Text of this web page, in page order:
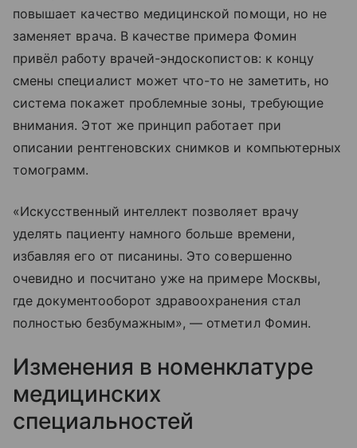
повышает качество медицинской помощи, но не
заменяет врача. В качестве примера Фомин
привёл работу врачей-эндоскопистов: к концу
смены специалист может что-то не заметить, но
система покажет проблемные зоны, требующие
внимания. Этот же принцип работает при
описании рентгеновских снимков и компьютерных
томограмм.
«Искусственный интеллект позволяет врачу
уделять пациенту намного больше времени,
избавляя его от писанины. Это совершенно
очевидно и посчитано уже на примере Москвы,
где документооборот здравоохранения стал
полностью безбумажным», — отметил Фомин.
Изменения в номенклатуре
медицинских
специальностей